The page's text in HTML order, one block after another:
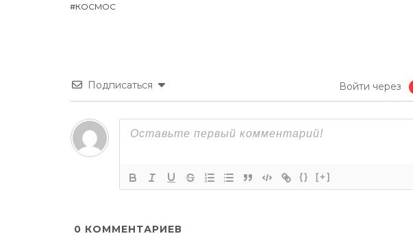
КОСМОС
Подписаться Войти через
{} [+]
0 КОММЕНТАРИЕВ